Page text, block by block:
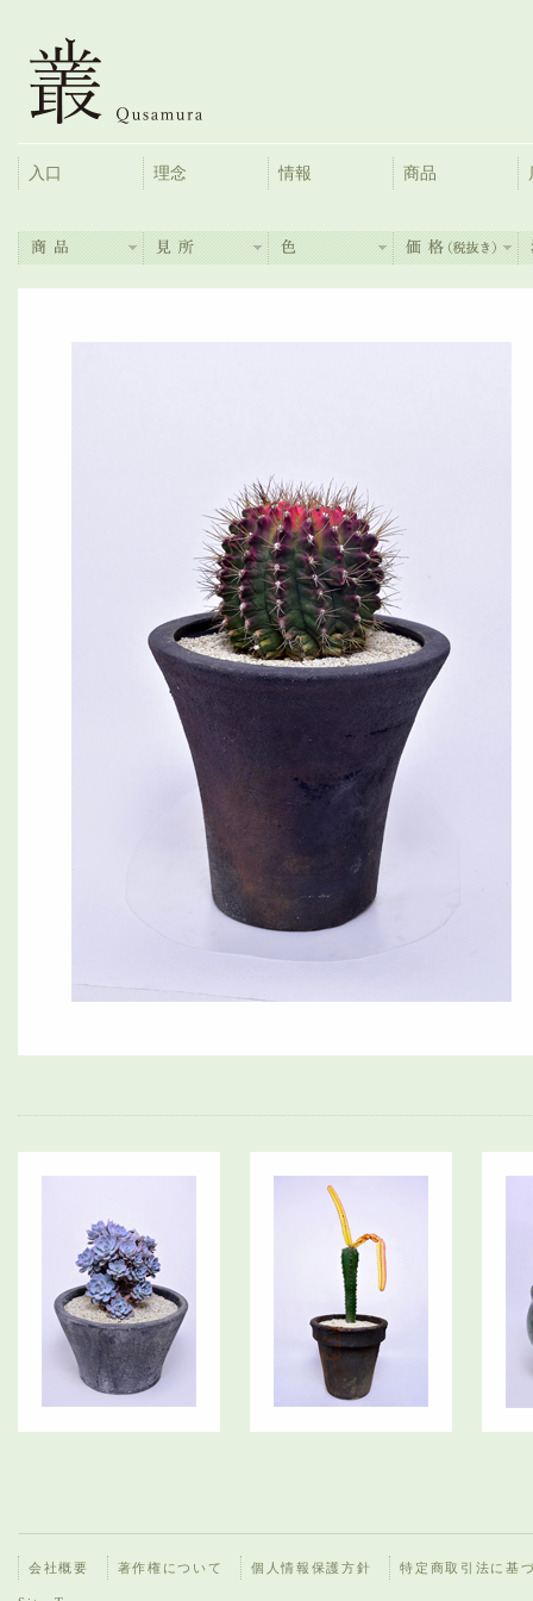
入口 理念 情報 商品
会社概要 著作権について 個人情報保護方針 特定商取引法に基